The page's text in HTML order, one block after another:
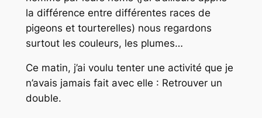
la différence entre différentes races de
pigeons et tourterelles) nous regardons
surtout les couleurs, les plumes…
Ce matin, j’ai voulu tenter une activité que je
n’avais jamais fait avec elle : Retrouver un
double.